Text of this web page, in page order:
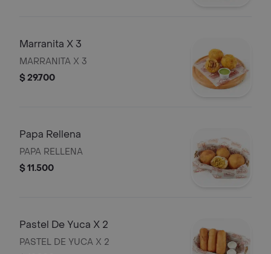
Marranita X 3
MARRANITA X 3
$ 29.700
Papa Rellena
PAPA RELLENA
$ 11.500
Pastel De Yuca X 2
PASTEL DE YUCA X 2